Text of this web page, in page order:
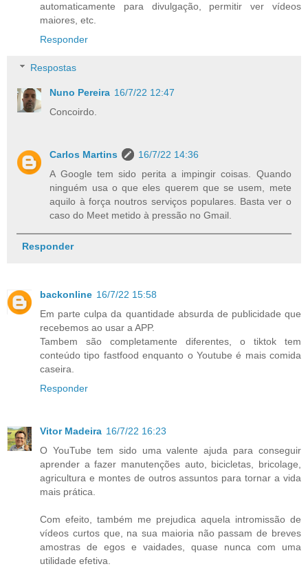
automaticamente para divulgação, permitir ver vídeos
maiores, etc.
Responder
Respostas
Nuno Pereira 16/7/22 12:47
Concoirdo.
Carlos Martins
16/7/22 14:36
A Google tem sido perita a impingir coisas. Quando
ninguém usa o que eles querem que se usem, mete
aquilo à força noutros serviços populares. Basta ver o
caso do Meet metido à pressão no Gmail.
Responder
backonline 16/7/22 15:58
Em parte culpa da quantidade absurda de publicidade que
recebemos ao usar a APP.
Tambem são completamente diferentes, o tiktok tem
conteúdo tipo fastfood enquanto o Youtube é mais comida
caseira.
Responder
Vitor Madeira 16/7/22 16:23
O YouTube tem sido uma valente ajuda para conseguir
aprender a fazer manutenções auto, bicicletas, bricolage,
agricultura e montes de outros assuntos para tornar a vida
mais prática.
Com efeito, também me prejudica aquela intromissão de
vídeos curtos que, na sua maioria não passam de breves
amostras de egos e vaidades, quase nunca com uma
utilidade efetiva.